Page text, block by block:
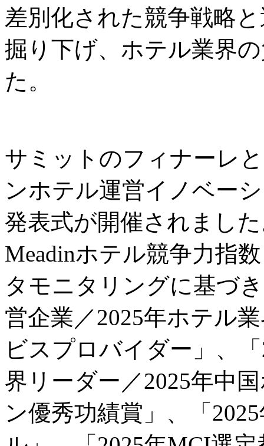
差別化された競争戦略
掘り下げ、ホテル業界
た。
サミットのフィナーレ
ンホテル運営イノベー
発表式が開催されまし
Meadinホテル競争力指
タモニタリングに基づ
営企業／2025年ホテル
ビスプロバイダー」、
界リーダー／2025年中
ン優秀功績賞」、「